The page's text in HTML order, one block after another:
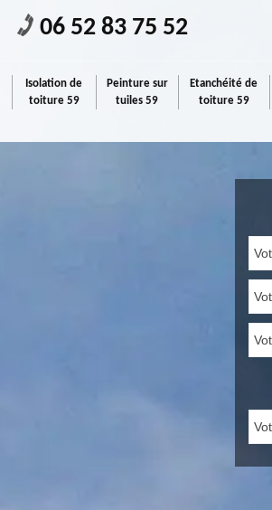
06 52 83 75 52
Isolation de
toiture 59
Peinture sur
tuiles 59
Etanchéité de
toiture 59